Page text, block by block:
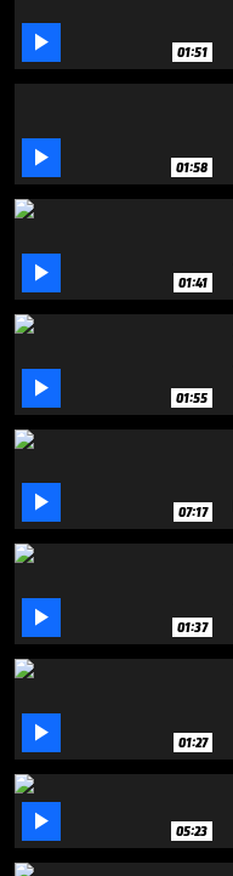
minutes,
seconds
 01:51
 01:58
 01:41
 01:55
 07:17
 01:37
 01:27
 05:23